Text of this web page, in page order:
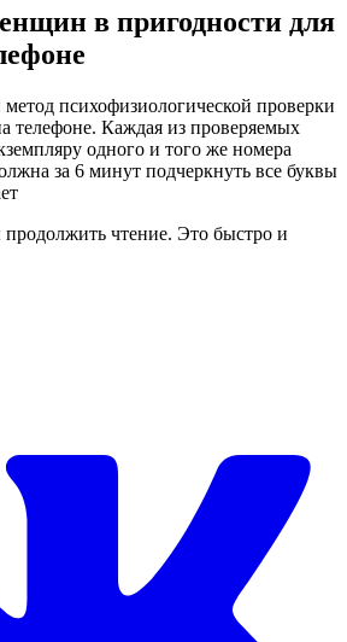
в пригодности для
психофизиологической проверки
телефоне. Каждая из проверяемых
одного и того же номера
за 6 минут подчеркнуть все буквы
продолжить чтение. Это быстро и